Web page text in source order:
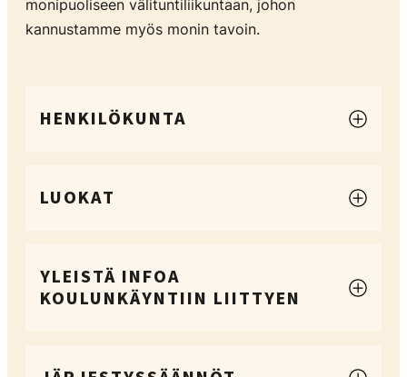
monipuoliseen välituntiliikuntaan, johon
kannustamme myös monin tavoin.
HENKILÖKUNTA
LUOKAT
YLEISTÄ INFOA
KOULUNKÄYNTIIN LIITTYEN